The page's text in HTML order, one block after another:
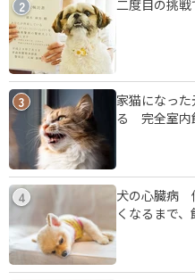
2 二度目の挑戦
3
家猫になっ
る 完全室内
4
犬の心臓病
くなるまで